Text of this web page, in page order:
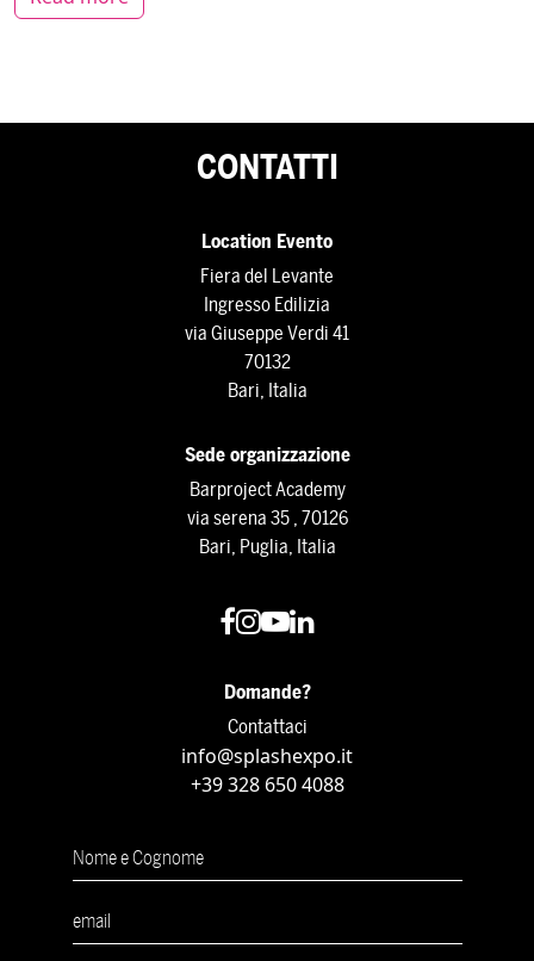
CONTATTI
Location Evento
Fiera del Levante
Ingresso Edilizia
via Giuseppe Verdi 41
70132
Bari, Italia
Sede organizzazione
Barproject Academy
via serena 35 , 70126
Bari, Puglia, Italia
Domande?
Contattaci
info@splashexpo.it
+39 328 650 4088